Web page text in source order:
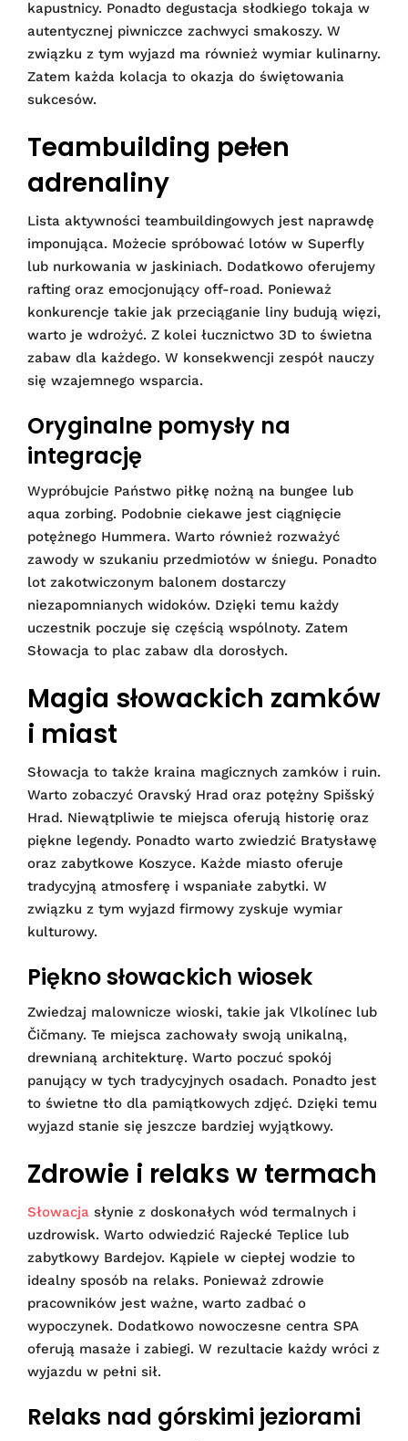
kapustnicy. Ponadto degustacja słodkiego tokaja w
autentycznej piwniczce zachwyci smakoszy. W
związku z tym wyjazd ma również wymiar kulinarny.
Zatem każda kolacja to okazja do świętowania
sukcesów.
Teambuilding pełen
adrenaliny
Lista aktywności teambuildingowych jest naprawdę
imponująca. Możecie spróbować lotów w Superfly
lub nurkowania w jaskiniach. Dodatkowo oferujemy
rafting oraz emocjonujący off-road. Ponieważ
konkurencje takie jak przeciąganie liny budują więzi,
warto je wdrożyć. Z kolei łucznictwo 3D to świetna
zabaw dla każdego. W konsekwencji zespół nauczy
się wzajemnego wsparcia.
Oryginalne pomysły na
integrację
Wypróbujcie Państwo piłkę nożną na bungee lub
aqua zorbing. Podobnie ciekawe jest ciągnięcie
potężnego Hummera. Warto również rozważyć
zawody w szukaniu przedmiotów w śniegu. Ponadto
lot zakotwiczonym balonem dostarczy
niezapomnianych widoków. Dzięki temu każdy
uczestnik poczuje się częścią wspólnoty. Zatem
Słowacja to plac zabaw dla dorosłych.
Magia słowackich zamków
i miast
Słowacja to także kraina magicznych zamków i ruin.
Warto zobaczyć Oravský Hrad oraz potężny Spišský
Hrad. Niewątpliwie te miejsca oferują historię oraz
piękne legendy. Ponadto warto zwiedzić Bratysławę
oraz zabytkowe Koszyce. Każde miasto oferuje
tradycyjną atmosferę i wspaniałe zabytki. W
związku z tym wyjazd firmowy zyskuje wymiar
kulturowy.
Piękno słowackich wiosek
Zwiedzaj malownicze wioski, takie jak Vlkolínec lub
Čičmany. Te miejsca zachowały swoją unikalną,
drewnianą architekturę. Warto poczuć spokój
panujący w tych tradycyjnych osadach. Ponadto jest
to świetne tło dla pamiątkowych zdjęć. Dzięki temu
wyjazd stanie się jeszcze bardziej wyjątkowy.
Zdrowie i relaks w termach
Słowacja słynie z doskonałych wód termalnych i
uzdrowisk. Warto odwiedzić Rajecké Teplice lub
zabytkowy Bardejov. Kąpiele w ciepłej wodzie to
idealny sposób na relaks. Ponieważ zdrowie
pracowników jest ważne, warto zadbać o
wypoczynek. Dodatkowo nowoczesne centra SPA
oferują masaże i zabiegi. W rezultacie każdy wróci z
wyjazdu w pełni sił.
Relaks nad górskimi jeziorami